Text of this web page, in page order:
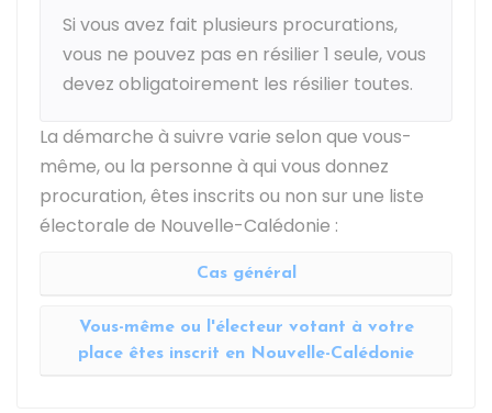
Si vous avez fait plusieurs procurations,
vous ne pouvez pas en résilier 1 seule, vous
devez obligatoirement les résilier toutes.
La démarche à suivre varie selon que vous-
même, ou la personne à qui vous donnez
procuration, êtes inscrits ou non sur une liste
électorale de Nouvelle-Calédonie :
Cas général
Vous-même ou l'électeur votant à votre
place êtes inscrit en Nouvelle-Calédonie